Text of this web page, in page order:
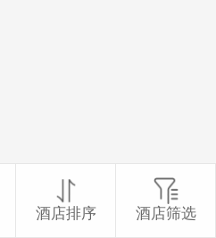
酒店排序 酒店筛选